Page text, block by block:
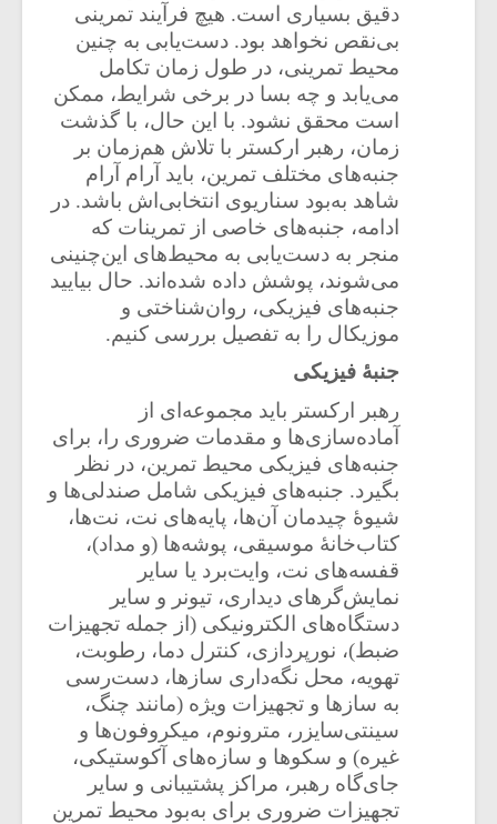
دقیق بسیاری است. هیچ فرآیند تمرینی
بی‌نقص نخواهد بود. دست‌یابی به چنین
محیط تمرینی، در طول زمان تکامل
می‌یابد و چه بسا در برخی شرایط، ممکن
است محقق نشود. با این حال، با گذشت
زمان، رهبر ارکستر با تلاش هم‌زمان بر
جنبه‌های مختلف تمرین، باید آرام آرام
شاهد به‌بود سناریوی انتخابی‌اش باشد. در
ادامه، جنبه‌های خاصی از تمرینات که
منجر به دست‌یابی به محیط‌های این‌چنینی
می‌شوند، پوشش داده شده‌اند. حال بیایید
جنبه‌های فیزیکی، روان‌شناختی و
موزیکال را به تفصیل بررسی کنیم.
جنبۀ فیزیکی
رهبر ارکستر باید مجموعه‌ای از
آماده‌سازی‌ها و مقدمات ضروری را، برای
جنبه‌های فیزیکی محیط تمرین، در نظر
بگیرد. جنبه‌های فیزیکی شامل صندلی‌ها و
شیوۀ چیدمان آن‌ها، پایه‌های نت، نت‌ها،
کتاب‌خانۀ موسیقی، پوشه‌ها (و مداد)،
قفسه‌ها‌ی نت، وایت‌برد یا سایر
نمایشگرهای دیداری، تیونر و سایر
دستگاه‌های الکترونیکی (از جمله تجهیزات
ضبط)، نورپردازی، کنترل دما، رطوبت،
تهویه، محل نگه‌داری سازها، دست‌رسی
به سازها و تجهیزات ویژه (مانند چنگ،
سینتی‌سایزر، مترونوم، میکروفون‌ها و
غیره) و سکو‌ها و سازه‌های آکوستیکی،
جای‌گاه رهبر، مراکز پشتیبانی و سایر
تجهیزات ضروری برای به‌بود محیط تمرین
اگر نمی توانی
مشهورترین باشی،
بدنام ترین باش